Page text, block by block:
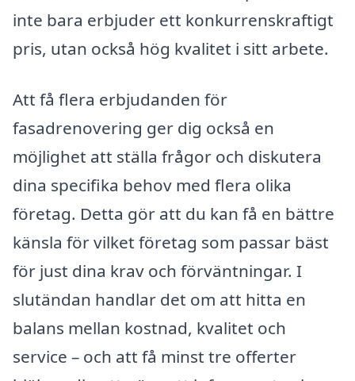
inte bara erbjuder ett konkurrenskraftigt
pris, utan också hög kvalitet i sitt arbete.
Att få flera erbjudanden för
fasadrenovering ger dig också en
möjlighet att ställa frågor och diskutera
dina specifika behov med flera olika
företag. Detta gör att du kan få en bättre
känsla för vilket företag som passar bäst
för just dina krav och förväntningar. I
slutändan handlar det om att hitta en
balans mellan kostnad, kvalitet och
service – och att få minst tre offerter